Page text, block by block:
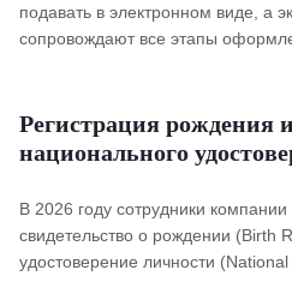
подавать в электронном виде, а
сопровождают все этапы
Регистрация рождения
национального
В 2026 году сотрудники
свидетельство о рождении (Birth
удостоверение личности